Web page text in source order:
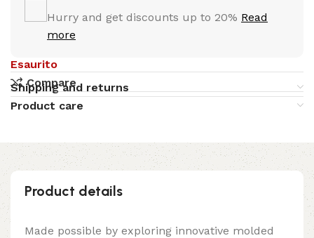
Hurry and get discounts up to 20% Read
more
Esaurito
Compare
Shipping and returns
Product care
Product details
Made possible by exploring innovative molded